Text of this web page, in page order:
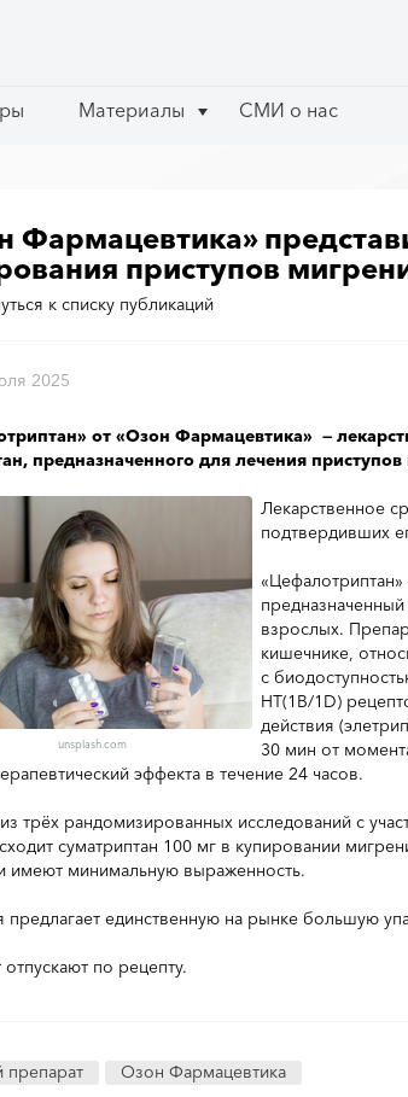
Материалы СМИ о нас
Материалы СМИ о нас
Фармацевтика»
приступов
к списку публикаций
2025
от «Озон Фармацевтика» —
предназначенного для лечения
unsplash.com
Лекарственное
подтвердивших
взрослых.
кишечнике,
с
HT(1B/1D)
действия
30 мин от
эффекта в течение 24 часов.
трёх рандомизированных исследований с
суматриптан 100 мг в купировании
имеют минимальную выраженность.
предлагает единственную на рынке большую
по рецепту.
препарат
Озон Фармацевтика